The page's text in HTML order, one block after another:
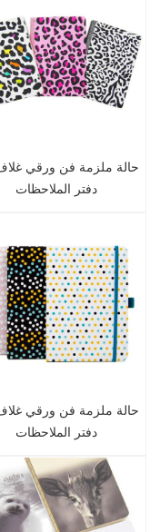
دفتر الملاحظات
دفتر الملاحظات